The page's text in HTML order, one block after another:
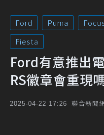
Ford Puma
Fiesta
Ford有意推出
RS徽章會重現
2025-04-22 17:26 聯合新聞